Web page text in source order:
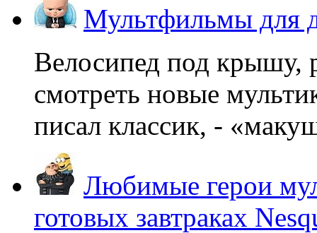
Мультфильмы для
Велосипед под крышу,
смотреть новые
писал классик, -
Любимые герои
готовых завтраках